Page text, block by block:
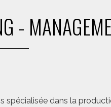
-
dans la